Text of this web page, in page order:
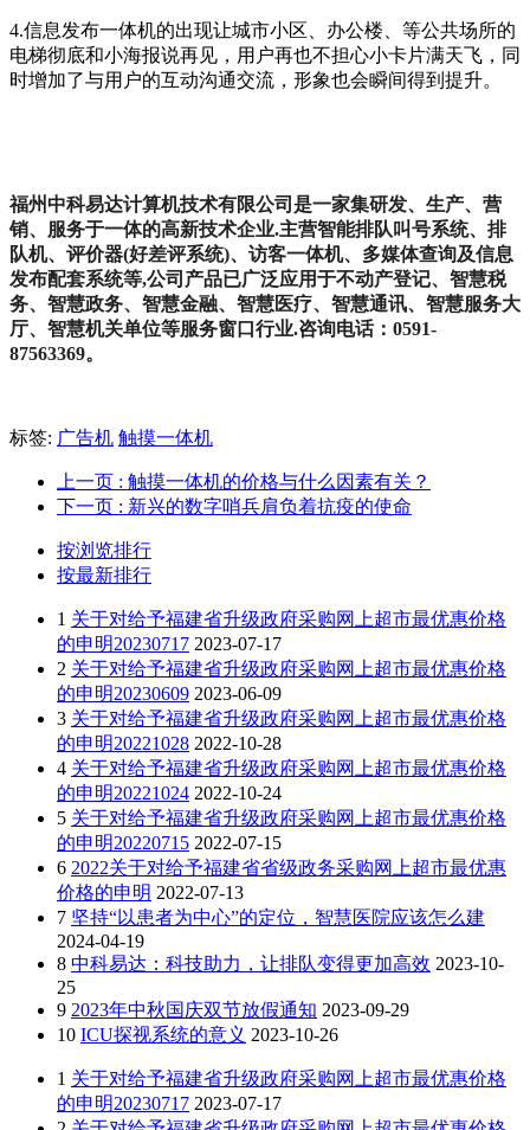
4.信息发布一体机的出现让城市小区、办公楼、等公共场所的
电梯彻底和小海报说再见，用户再也不担心小卡片满天飞，同
时增加了与用户的互动沟通交流，形象也会瞬间得到提升。
福州中科易达计算机技术有限公司是一家集研发、生产、营
销、服务于一体的高新技术企业.主营智能排队叫号系统、排
队机、评价器(好差评系统)、访客一体机、多媒体查询及信息
发布配套系统等,公司产品已广泛应用于不动产登记、智慧税
务、智慧政务、智慧金融、智慧医疗、智慧通讯、智慧服务大
厅、智慧机关单位等服务窗口行业.咨询电话：0591-
87563369。
标签: 广告机 触摸一体机
上一页 : 触摸一体机的价格与什么因素有关？
下一页 : 新兴的数字哨兵肩负着抗疫的使命
按浏览排行
按最新排行
1 关于对给予福建省升级政府采购网上超市最优惠价格
的申明20230717 2023-07-17
2 关于对给予福建省升级政府采购网上超市最优惠价格
的申明20230609 2023-06-09
3 关于对给予福建省升级政府采购网上超市最优惠价格
的申明20221028 2022-10-28
4 关于对给予福建省升级政府采购网上超市最优惠价格
的申明20221024 2022-10-24
5 关于对给予福建省升级政府采购网上超市最优惠价格
的申明20220715 2022-07-15
6 2022关于对给予福建省省级政务采购网上超市最优惠
价格的申明 2022-07-13
7 坚持“以患者为中心”的定位，智慧医院应该怎么建
2024-04-19
8 中科易达：科技助力，让排队变得更加高效 2023-10-
25
9 2023年中秋国庆双节放假通知 2023-09-29
10 ICU探视系统的意义 2023-10-26
1 关于对给予福建省升级政府采购网上超市最优惠价格
的申明20230717 2023-07-17